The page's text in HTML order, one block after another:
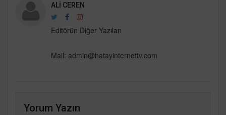
ALI CEREN
Editörün Diğer Yazıları
Mail: admin@hatayinternettv.com
Yorum Yazın